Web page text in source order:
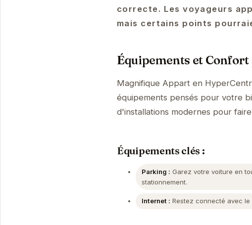
correcte. Les voyageurs
mais certains points
Équipements et
Magnifique Appart en
équipements pensés pour votre
d'installations modernes pour
Équipements clés :
Parking : Garez votre voiture en
stationnement.
Internet : Restez connecté avec